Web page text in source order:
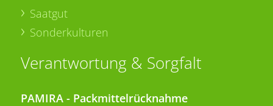
Saatgut
Sonderkulturen
Verantwortung & Sorgfalt
PAMIRA - Packmittelrücknahme